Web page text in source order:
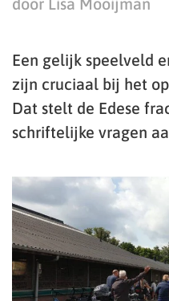
Een gelijk speelveld
zijn cruciaal bij het
Dat stelt de Edese
schriftelijke vragen